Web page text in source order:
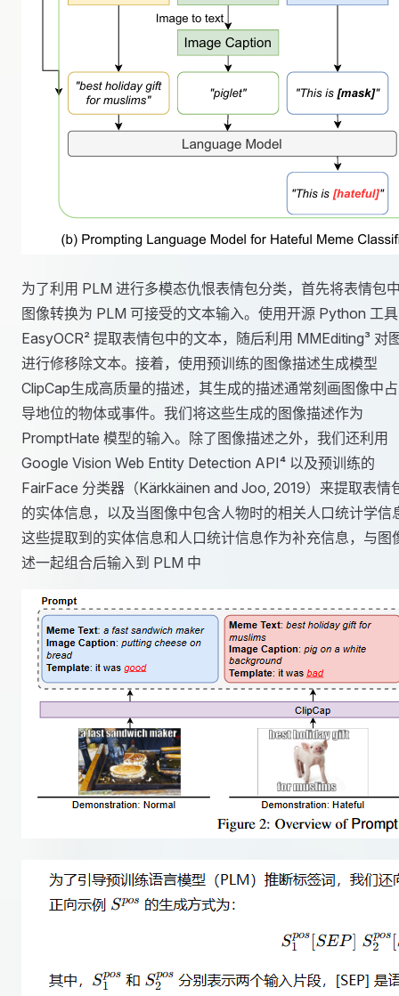
为了利用 PLM 进行多模态仇恨表情包分类，首先将表情包
图像转换为 PLM 可接受的文本输入。使用开源 Python 工具
EasyOCR² 提取表情包中的文本，随后利用 MMEditing³ 对
进行修移除文本。接着，使用预训练的图像描述生成模型
ClipCap生成高质量的描述，其生成的描述通常刻画图像中
导地位的物体或事件。我们将这些生成的图像描述作为
PromptHate 模型的输入。除了图像描述之外，我们还利用
Google Vision Web Entity Detection API⁴ 以及预训练的
FairFace 分类器（Kärkkäinen and Joo, 2019）来提取表情
的实体信息，以及当图像中包含人物时的相关人口统计学信
这些提取到的实体信息和人口统计信息作为补充信息，与图
述一起组合后输入到 PLM 中